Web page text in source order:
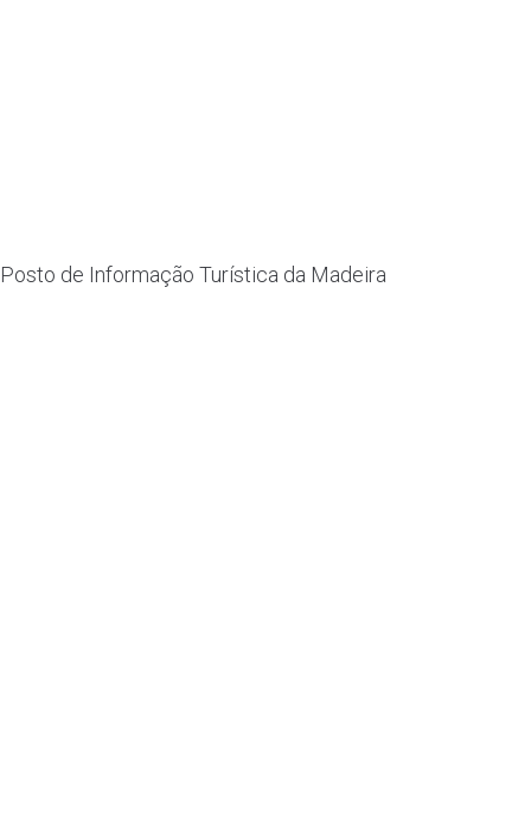
Posto de Informação Turística da Madeira